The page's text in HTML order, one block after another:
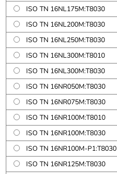
ISO TN 16NL175M:T8030
ISO TN 16NL200M:T8030
ISO TN 16NL250M:T8030
ISO TN 16NL300M:T8010
ISO TN 16NL300M:T8030
ISO TN 16NR050M:T8030
ISO TN 16NR075M:T8030
ISO TN 16NR100M:T8010
ISO TN 16NR100M:T8030
ISO TN 16NR100M-P1:T8030
ISO TN 16NR125M:T8030